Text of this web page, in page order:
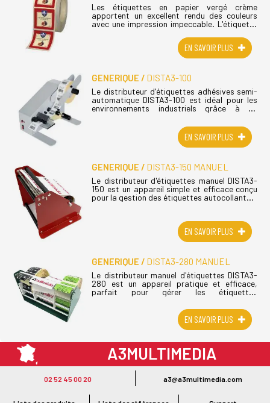
Les étiquettes en papier vergé crème
apportent un excellent rendu des couleurs
avec une impression impeccable. L'étiquette
d'authenticité pour vos produits de tradition.
EN SAVOIR PLUS
GENERIQUE DISTA3-100
Le distributeur d'étiquettes adhésives semi-
automatique DISTA3-100 est idéal pour les
environnements industriels grâce à sa
adapté pour les étiquettes en rouleau. (...)
EN SAVOIR PLUS
GENERIQUE DISTA3-150 MANUEL
Le distributeur d'étiquettes manuel DISTA3-
150 est un appareil simple et efficace conçu
pour la gestion des étiquettes autocollantes.
EN SAVOIR PLUS
GENERIQUE DISTA3-280 MANUEL
Le distributeur manuel d'étiquettes DISTA3-
280 est un appareil pratique et efficace,
parfait pour gérer les étiquettes
démarque par sa polyvalence, sa
EN SAVOIR PLUS
A3MULTIMEDIA
LE SPÉCIALISTE MATÉRIEL ET LOGICIEL CODE BARRE
Intervention sur tout le territoire : Cholet - Nantes - Angers - Rennes - Le
Mans - Bordeaux - Paris - Lille - Brest - Toulouse - Marseille - Poitiers -
02 52 45 00 20 a3@a3multimedia.com